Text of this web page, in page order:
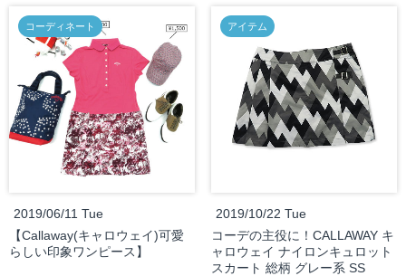
コーディネート
2019/06/11 Tue
【Callaway(キャロウェイ)可愛
らしい印象ワンピース】
アイテム
2019/10/22 Tue
コーデの主役に！CALLAWAY キ
ャロウェイ ナイロンキュロット
スカート 総柄 グレー系 SS